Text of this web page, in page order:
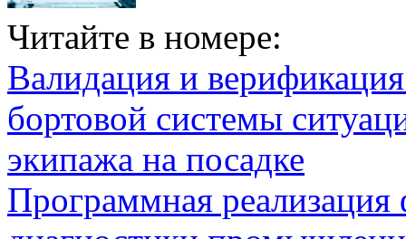
Читайте в номере:
Валидация и
бортовой системы
экипажа на посадке
Программная